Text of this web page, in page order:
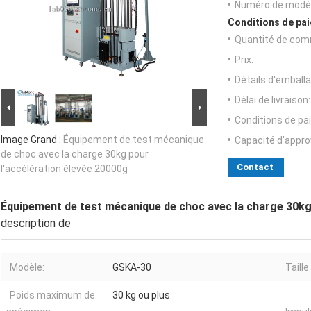
Image Grand : Équipement de test mécanique
de choc avec la charge 30kg pour
l'accélération élevée 20000g
Numéro de
Conditions de
Quantité de
Prix:
Détails
Délai de livraison:
Conditions de
Capacité
Contact
Équipement de test mécanique de choc avec la charge
description de
Modèle: GSKA-30
Poids maximum de
30 kg ou plus